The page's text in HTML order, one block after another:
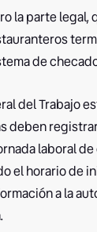
la parte legal,
de
del Trabajo
deben
laboral
el horario de
a la